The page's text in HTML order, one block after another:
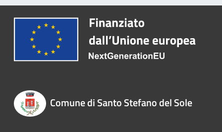
Comune di Santo Stefano del Sole